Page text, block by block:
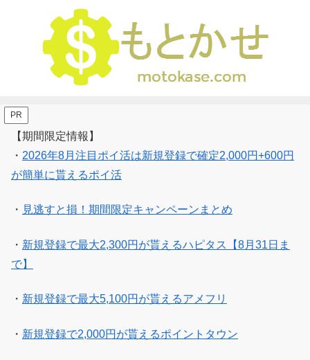
PR
【期間限定情報】
・ 2026年8月注目ポイ活は新規登録で確定2,000円+600円
が簡単に貰えるポイ活
・ 見逃すと損！期間限定キャンペーンまとめ
・ 新規登録で最大2,300円が貰えるハピタス【8月31日ま
で】
・ 新規登録で最大5,100円が貰えるアメフリ
・ 新規登録で2,000円が貰えるポイントタウン